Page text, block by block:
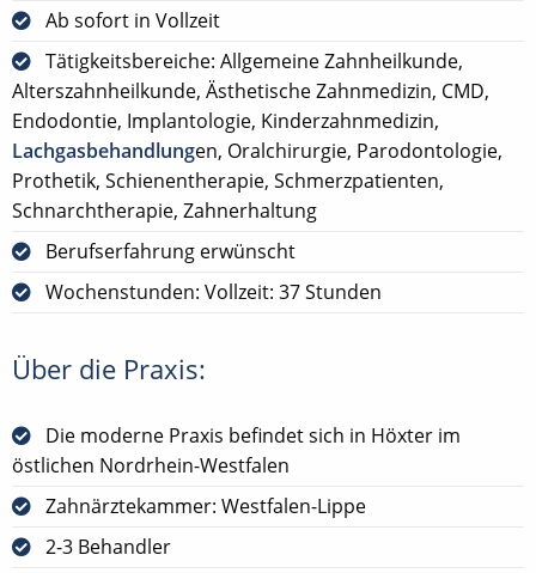
Ab sofort in Vollzeit
Tätigkeitsbereiche: Allgemeine Zahnheilkunde,
Alterszahnheilkunde, Ästhetische Zahnmedizin, CMD,
Endodontie, Implantologie, Kinderzahnmedizin,
Lachgasbehandlungen, Oralchirurgie, Parodontologie,
Prothetik, Schienentherapie, Schmerzpatienten,
Schnarchtherapie, Zahnerhaltung
Berufserfahrung erwünscht
Wochenstunden: Vollzeit: 37 Stunden
Über die Praxis:
Die moderne Praxis befindet sich in Höxter im
östlichen Nordrhein-Westfalen
Zahnärztekammer: Westfalen-Lippe
2-3 Behandler